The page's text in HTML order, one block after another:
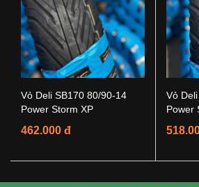
Vỏ Deli SB170 80/90-14
Power Storm XP
462.000 đ
Vỏ
Power